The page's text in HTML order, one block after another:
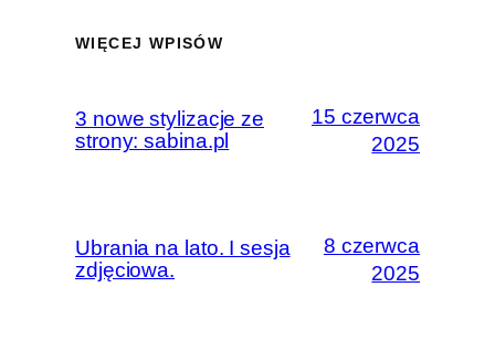
WIĘCEJ WPISÓW
3 nowe stylizacje ze
strony: sabina.pl
15 czerwca
2025
Ubrania na lato. I sesja
zdjęciowa.
8 czerwca
2025